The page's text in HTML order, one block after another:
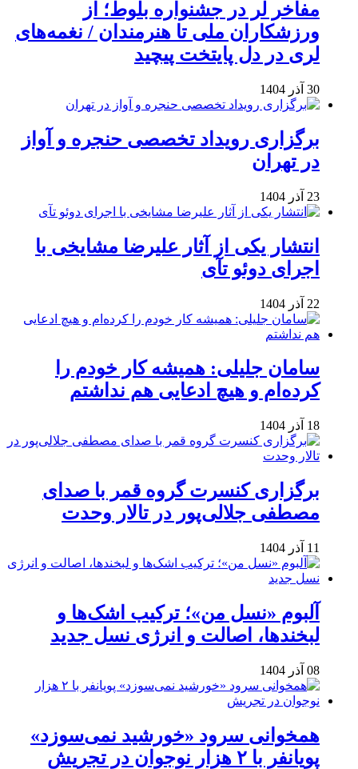
مفاخر لر در جشنواره بلوط؛ از
ورزشکاران ملی تا هنرمندان / نغمه‌های
لری در دل پایتخت پیچید
30 آذر 1404
برگزاری رویداد تخصصی حنجره و آواز
در تهران
23 آذر 1404
انتشار یکی از آثار علیرضا مشایخی با
اجرای دوئو تآی
22 آذر 1404
سامان جلیلی: همیشه کار خودم را
کرده‌ام و هیچ ادعایی هم نداشتم
18 آذر 1404
برگزاری کنسرت گروه قمر با صدای
مصطفی جلالی‌پور در تالار وحدت
11 آذر 1404
آلبوم «نسل من»؛ ترکیب اشک‌ها و
لبخندها، اصالت و انرژی نسل جدید
08 آذر 1404
همخوانی سرود «خورشید نمی‌سوزد»
پویانفر با ۲ هزار نوجوان در تجریش